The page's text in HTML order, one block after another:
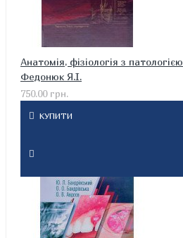
Анатомія, фізіологія з патологією
Федонюк Я.І.
750.00 грн.
КУПИТИ